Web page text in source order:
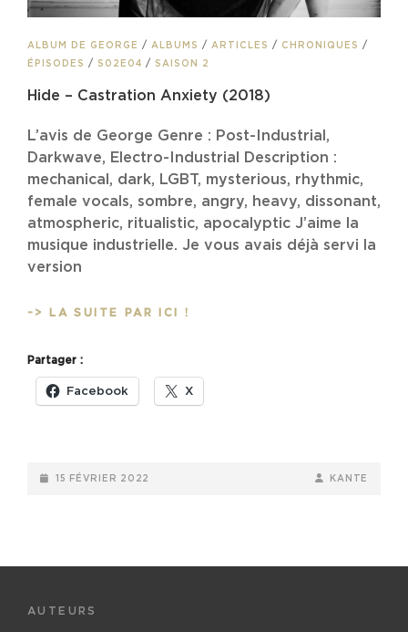
CAT
LINKS
ALBUM DE GEORGE / ALBUMS / ARTICLES / CHRONIQUES /
ÉPISODES / S02E04 / SAISON 2
Hide – Castration Anxiety (2018)
L’avis de George Genre : Post-Industrial,
Darkwave, Electro-Industrial Description :
mechanical, dark, LGBT, mysterious, rhythmic,
female vocals, sombre, angry, heavy, dissonant,
atmospheric, ritualistic, apocalyptic J’aime la
musique industrielle. Je vous avais déjà servi la
version
-> LA SUITE PAR ICI !
(2018)
Partager :
Facebook X
POSTED-
15 FÉVRIER 2022
BY
BYLINEKANTE
AUTEURS